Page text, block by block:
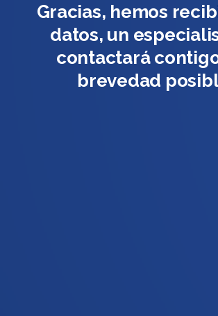
Gracias, hemos
datos, un
contactará
brevedad